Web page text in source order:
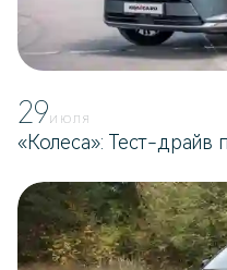
29ИЮЛЯ
«Колеса»: Тест-драйв